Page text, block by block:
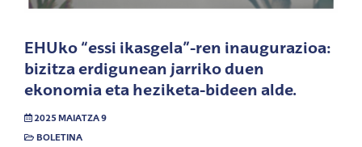
EHUko “essi ikasgela”-ren inaugurazioa:
bizitza erdigunean jarriko duen
ekonomia eta heziketa-bideen alde.
2025 MAIATZA 9
BOLETINA